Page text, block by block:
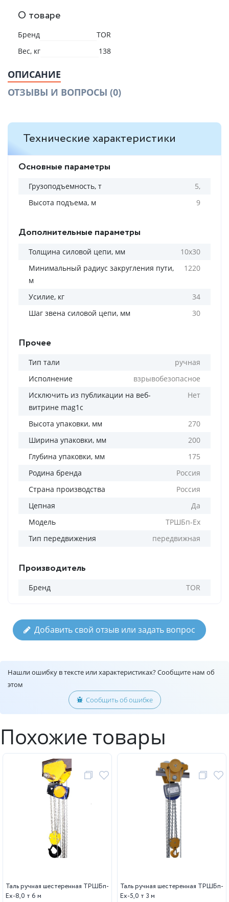
О товаре
Бренд
TOR
Вес, кг
138
ОПИСАНИЕ
ОТЗЫВЫ И ВОПРОСЫ (0)
Технические характеристики
Основные параметры
Грузоподъемность, т
5,
Высота подъема, м
9
Дополнительные параметры
Толщина силовой цепи, мм
10х30
Минимальный радиус закругления пути,
м
1220
Усилие, кг
34
Шаг звена силовой цепи, мм
30
Прочее
Тип тали
ручная
Исполнение
взрывобезопасное
Исключить из публикации на веб-
витрине mag1c
Нет
Высота упаковки, мм
270
Ширина упаковки, мм
200
Глубина упаковки, мм
175
Родина бренда
Россия
Страна производства
Россия
Цепная
Да
Модель
ТРШБп-Ех
Тип передвижения
передвижная
Производитель
Бренд TOR
Добавить свой отзыв или задать вопрос
Нашли ошибку в тексте или характеристиках? Сообщите нам об
этом
Сообщить об ошибке
Похожие товары
Таль ручная шестеренная ТРШБп-
Ех-8,0 т 6 м
Таль ручная шестеренная ТРШБп-
Ех-5,0 т 3 м